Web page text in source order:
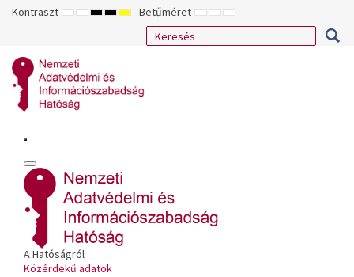
Kontraszt ALAPÉRTELMEZETT
ÉJSZAKAI
NAGY
KONTRASZTÚ
NAGY
KONTRASZTÚ
NAGY
KONTRASZTÚ
SÁRGA
FEKETE
Betűméret KISEBB
BETŰTÍPUS
ALAPÉRTELMEZETT
BETŰMÉRET
NAGYOBB
BETŰMÉRET
A Hatóságról
Közérdekű adatok